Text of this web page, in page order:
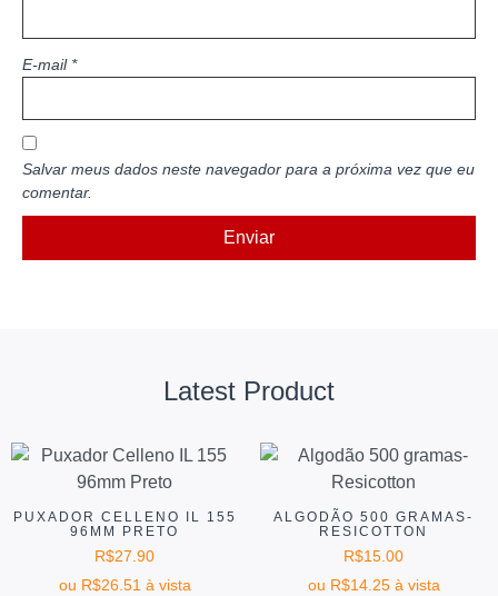
E-mail *
Salvar meus dados neste navegador para a próxima vez que eu
comentar.
Latest Product
PUXADOR CELLENO IL 155
96MM PRETO
R$27.90
ou R$26.51 à vista
ALGODÃO 500 GRAMAS-
RESICOTTON
R$15.00
ou R$14.25 à vista